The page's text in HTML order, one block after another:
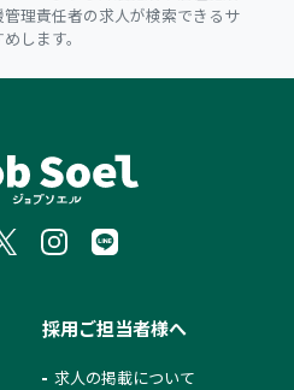
理責任者の求人が検索できるサ
します。
採用ご担当者様へ
求人の掲載について